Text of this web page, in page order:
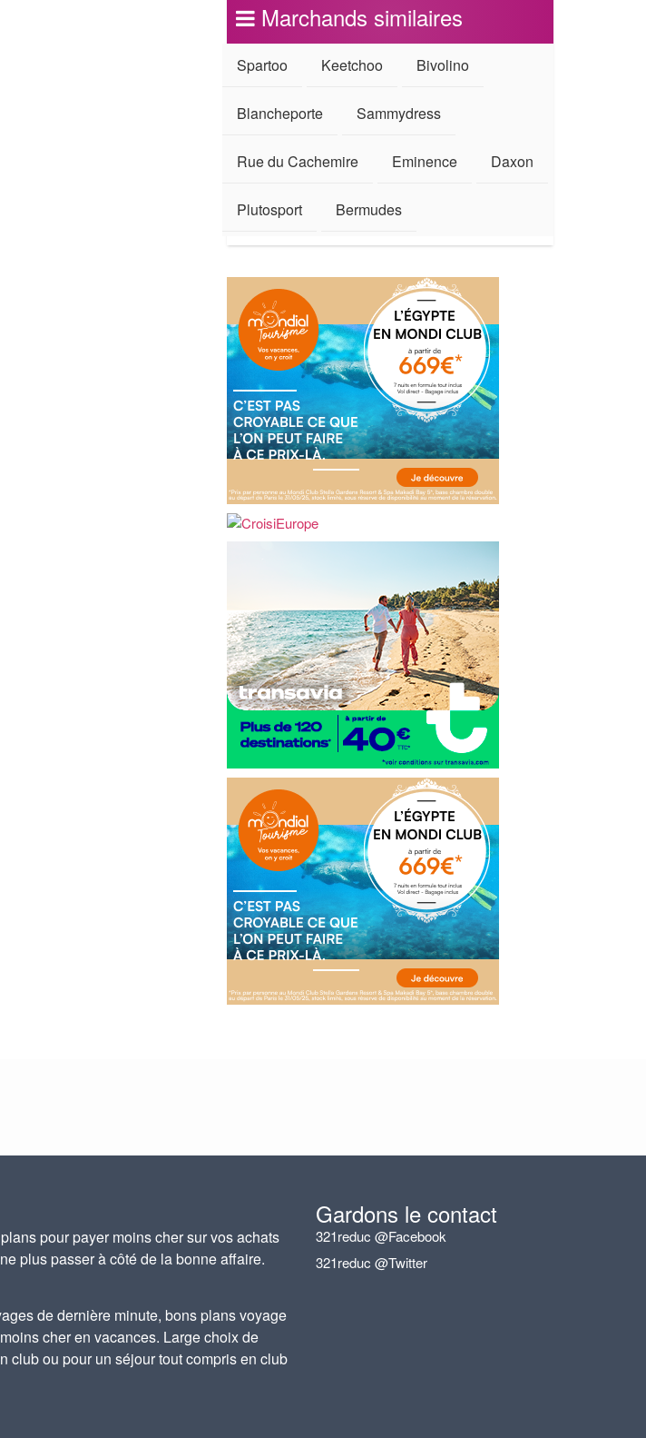
Marchands similaires
Spartoo Keetchoo Bivolino
Blancheporte Sammydress
Rue du Cachemire Eminence Daxon
Plutosport Bermudes
pour payer moins cher sur vos achats
plus passer à côté de la bonne affaire.
de dernière minute, bons plans voyage
cher en vacances. Large choix de
club ou pour un séjour tout compris en club
Gardons le contact
321reduc @Facebook
321reduc @Twitter